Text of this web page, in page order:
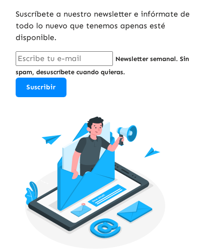
Suscríbete a nuestro newsletter e infórmate de
todo lo nuevo que tenemos apenas esté
disponible.
Newsletter semanal. Sin
spam, desuscríbete cuando quieras.
Suscribir